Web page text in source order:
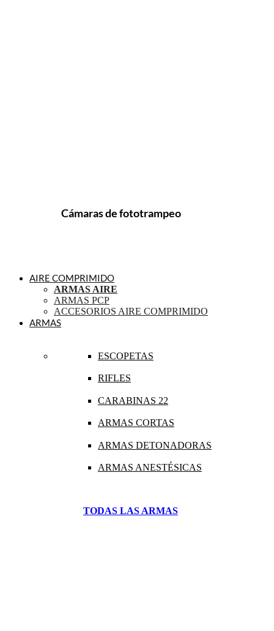
Cámaras de fototrampeo
AIRE COMPRIMIDO
ARMAS AIRE
ARMAS PCP
ACCESORIOS AIRE COMPRIMIDO
ARMAS
ESCOPETAS
RIFLES
CARABINAS 22
ARMAS CORTAS
ARMAS DETONADORAS
ARMAS ANESTÉSICAS
TODAS LAS ARMAS